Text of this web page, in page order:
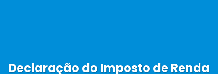
Declaração do Imposto de Renda